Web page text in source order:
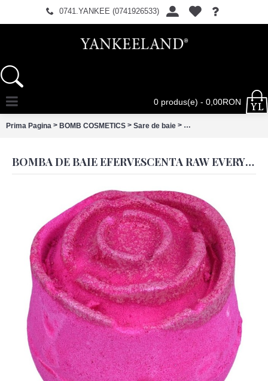
0741.YANKEE (0741926533)
0 produs(e) - 0,00RON
Prima Pagina > BOMB COSMETICS > Sare de baie > Bomba de baie
BOMBA DE BAIE EFERVESCENTA RAW EVERYTHING'S ROSIE, BOMB COSMETICS 160G